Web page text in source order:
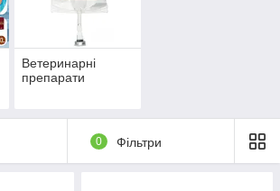
Ветеринарні
препарати
0 Фільтри